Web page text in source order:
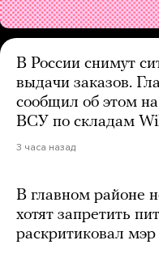
В России снимут
выдачи заказов.
сообщил об этом
ВСУ по складам
3 часа назад
В главном районе
хотят запретить
раскритиковал